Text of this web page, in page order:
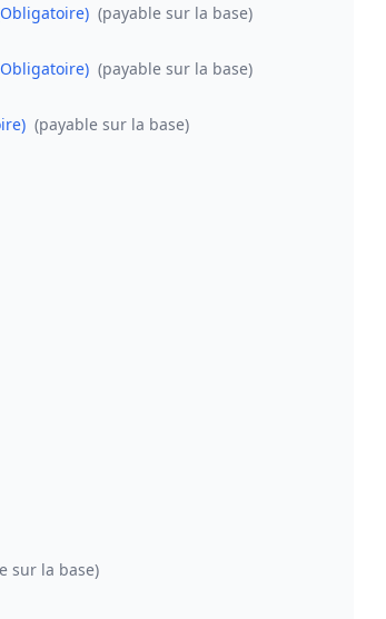
(payable sur la base)
(payable sur la base)
(payable sur la base)
sur la base)